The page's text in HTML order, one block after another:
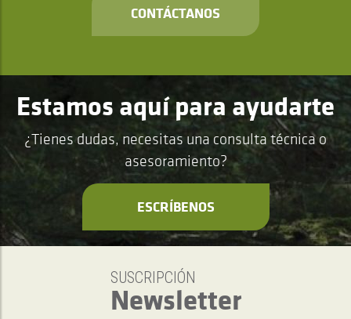
CONTÁCTANOS
Estamos aquí para ayudarte
¿Tienes dudas, necesitas una consulta técnica o
asesoramiento?
ESCRÍBENOS
SUSCRIPCIÓN
Newsletter